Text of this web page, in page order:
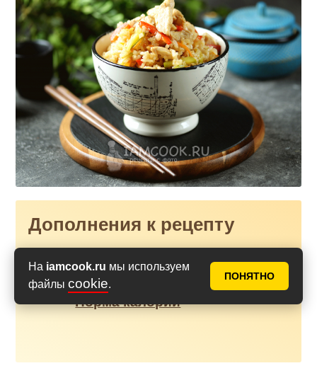
На iamcook.ru мы используем
файлы cookie.
ПОНЯТНО
Дополнения к рецепту
Как считать калории? Что
такое калорийность?
Норма калорий